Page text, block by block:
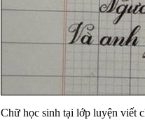
Chữ học sinh tại lớp luyện viết